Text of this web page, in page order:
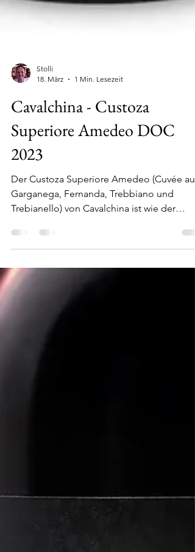
18. März
1 Min. Lesezeit
Cavalchina - Custoza
Superiore Amedeo DOC
2023
Der Custoza Superiore Amedeo (Cuvée aus
Garganega, Fernanda, Trebbiano und
Trebianello) von Cavalchina ist wie der
den Wein bei Vipino.